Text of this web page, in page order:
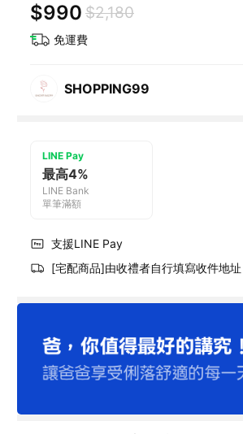
$990 $2,180
免運費
SHOPPING99
LINE Pay
最高4%
LINE Bank
單筆滿額
支援LINE Pay
[宅配商品]由收禮者自行填寫收件地址